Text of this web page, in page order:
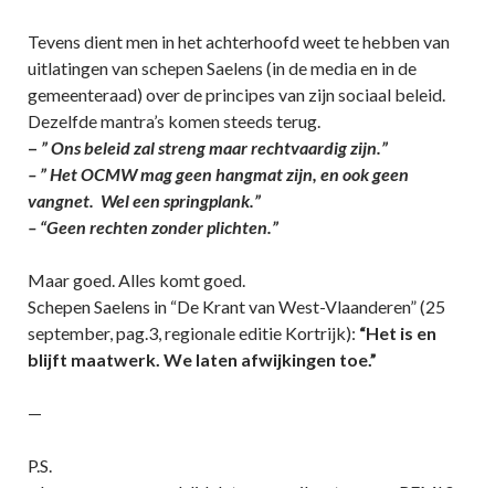
Tevens dient men in het achterhoofd weet te hebben van
uitlatingen van schepen Saelens (in de media en in de
gemeenteraad) over de principes van zijn sociaal beleid.
Dezelfde mantra’s komen steeds terug.
– ” Ons beleid zal streng maar rechtvaardig zijn.”
– ” Het OCMW mag geen hangmat zijn, en ook geen
vangnet. Wel een springplank.”
– “Geen rechten zonder plichten.”
Maar goed. Alles komt goed.
Schepen Saelens in “De Krant van West-Vlaanderen” (25
september, pag.3, regionale editie Kortrijk): “Het is en
blijft maatwerk. We laten afwijkingen toe.”
—
P.S.